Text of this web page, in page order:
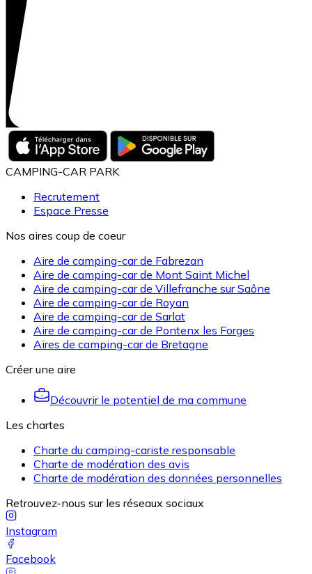
CAMPING-CAR PARK
Recrutement
Espace Presse
Nos aires coup de coeur
Aire de camping-car de Fabrezan
Aire de camping-car de Mont Saint Michel
Aire de camping-car de Villefranche sur Saône
Aire de camping-car de Royan
Aire de camping-car de Sarlat
Aire de camping-car de Pontenx les Forges
Aires de camping-car de Bretagne
Créer une aire
Découvrir le potentiel de ma commune
Les chartes
Charte du camping-cariste responsable
Charte de modération des avis
Charte de modération des données personnelles
Retrouvez-nous sur les réseaux sociaux
Instagram
Facebook